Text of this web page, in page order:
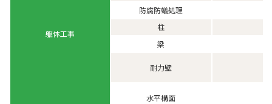
躯体工事
防腐防蟻処理
柱
梁
耐力壁
水平構面